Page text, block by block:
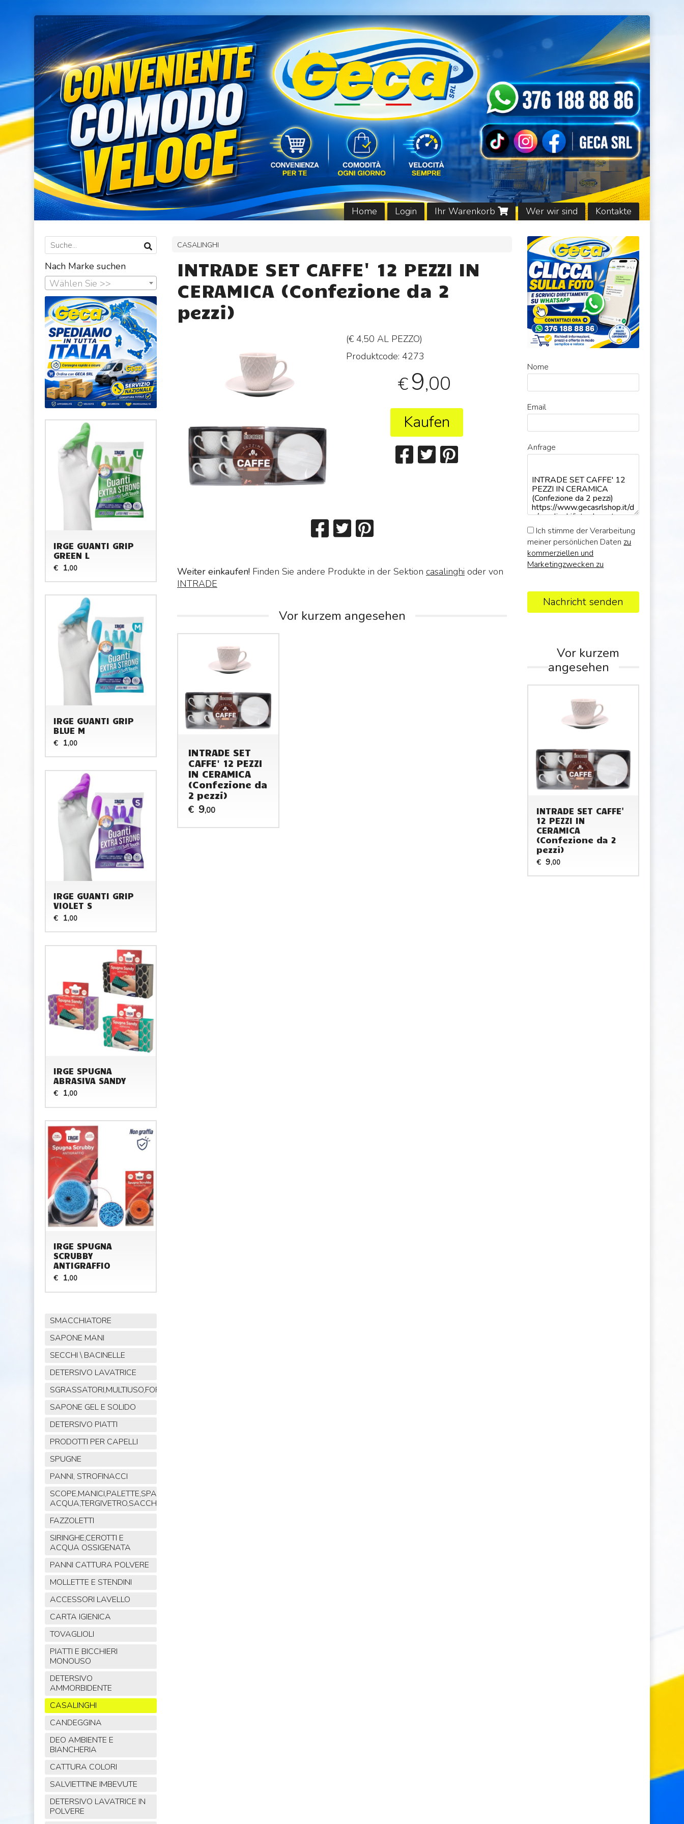
Home Login Ihr Warenkorb Wer wir sind Kontakte
CASALINGHI
INTRADE SET CAFFE' 12 PEZZI IN
CERAMICA (Confezione da 2
pezzi)
(€ 4,50 AL PEZZO)
Produktcode:4273
€9,00
Kaufen
Weiter einkaufen!Finden Sie andere Produkte in der Sektion casalinghi oder von
INTRADE
Vor kurzem angesehen
INTRADE SET
CAFFE' 12 PEZZI
IN CERAMICA
(Confezione da
2 pezzi)
€ 9,00
Nach Marke suchen
Wählen Sie >>
IRGE GUANTI GRIP
GREEN L
€ 1,00
IRGE GUANTI GRIP
BLUE M
€ 1,00
IRGE GUANTI GRIP
VIOLET S
€ 1,00
IRGE SPUGNA
ABRASIVA SANDY
€ 1,00
IRGE SPUGNA
SCRUBBY
ANTIGRAFFIO
€ 1,00
SMACCHIATORE
SAPONE MANI
SECCHI \ BACINELLE
DETERSIVO LAVATRICE
SGRASSATORI,MULTIUSO,FORNO,POLVERE,VETRI,AMMONIACA
SAPONE GEL E SOLIDO
DETERSIVO PIATTI
PRODOTTI PER CAPELLI
SPUGNE
PANNI, STROFINACCI
SCOPE,MANICI,PALETTE,SPAZZOLE,TIRA
ACQUA,TERGIVETRO,SACCHI,MOP
FAZZOLETTI
SIRINGHE,CEROTTI E
ACQUA OSSIGENATA
PANNI CATTURA POLVERE
MOLLETTE E STENDINI
ACCESSORI LAVELLO
CARTA IGIENICA
TOVAGLIOLI
PIATTI E BICCHIERI
MONOUSO
DETERSIVO
AMMORBIDENTE
CASALINGHI
CANDEGGINA
DEO AMBIENTE E
BIANCHERIA
CATTURA COLORI
SALVIETTINE IMBEVUTE
DETERSIVO LAVATRICE IN
POLVERE
Nome
Email
Anfrage
Ich stimme der Verarbeitung
meiner persönlichen Daten zu
kommerziellen und
Marketingzwecken zu
Nachricht senden
Vor kurzem
angesehen
INTRADE SET CAFFE'
12 PEZZI IN
CERAMICA
(Confezione da 2
pezzi)
€ 9,00